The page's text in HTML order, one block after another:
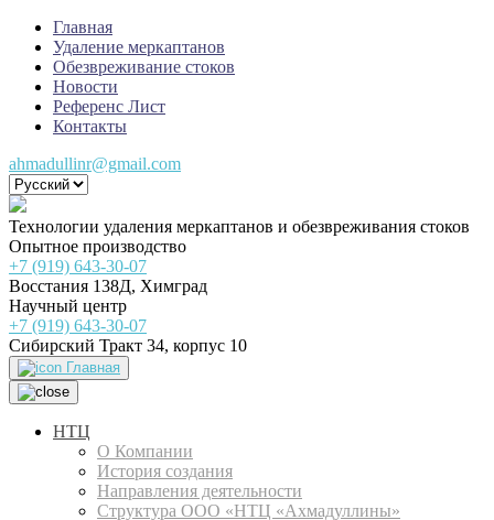
Главная
Удаление меркаптанов
Обезвреживание стоков
Новости
Референс Лист
Контакты
ahmadullinr@gmail.com
Технологии удаления меркаптанов и обезвреживания стоков
Опытное производство
+7 (919) 643-30-07
Восстания 138Д, Химград
Научный центр
+7 (919) 643-30-07
Сибирский Тракт 34, корпус 10
Главная
НТЦ
О Компании
История создания
Направления деятельности
Структура ООО «НТЦ «Ахмадуллины»